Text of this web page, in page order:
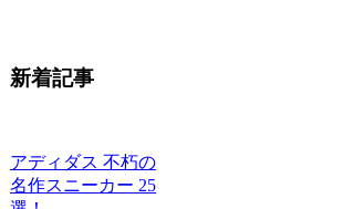
新着記事
アディダス 不朽の
名作スニーカー 25